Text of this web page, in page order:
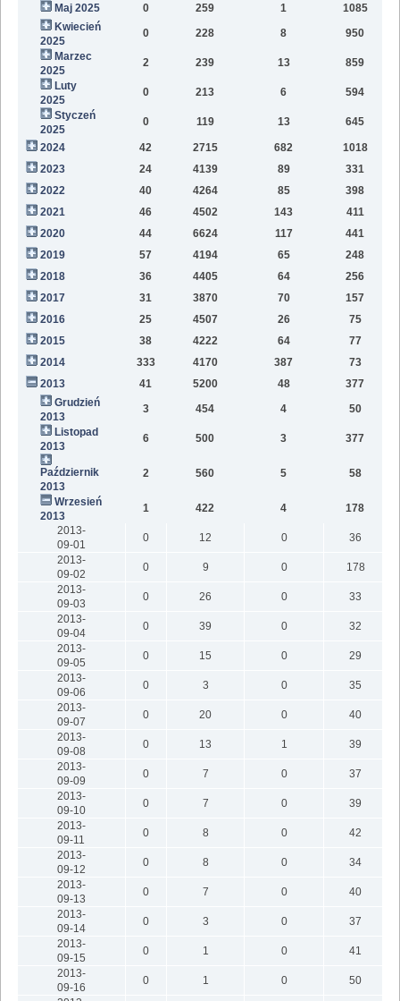
Maj 2025 0 259 1 1085
Kwiecień
2025
0 228 8 950
Marzec
2025
2 239 13 859
Luty
2025
0 213 6 594
Styczeń
2025
0 119 13 645
2024 42 2715 682 1018
2023
24 4139 89 331
2022
40 4264 85 398
2021
46 4502 143 411
2020
44 6624 117 441
2019
57 4194 65 248
2018
36 4405 64 256
2017
31 3870 70
157
2016
25 4507 26
75
2015
38 4222 64
77
2014
333 4170 387
73
2013
41 5200 48
377
Grudzień
2013
3 454 4
50
Listopad
2013
6 500 3 377
Październik
2013
2 560 5 58
Wrzesień
2013
1 422 4
178
2013-
09-01
0 12 0
36
2013-
09-02
0 9 0
178
2013-
09-03
0 26 0
33
2013-
09-04
0 39 0
32
2013-
09-05
0 15 0
29
2013-
09-06
0 3 0
35
2013-
09-07
0 20 0
40
2013-
09-08
0 13 1
39
2013-
09-09
0 7 0
37
2013-
09-10
0 7 0
39
2013-
09-11
0 8 0
42
2013-
09-12
0 8 0
34
2013-
09-13
0 7 0
40
2013-
09-14
0 3 0
37
2013-
09-15
0 1 0
41
2013-
09-16
0 1 0
50